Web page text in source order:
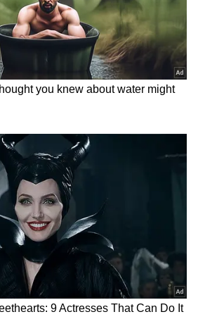
வேண்டாம், நானே
என
இதை முத்து - மீனா
நீ
என கூறுகிறார்.